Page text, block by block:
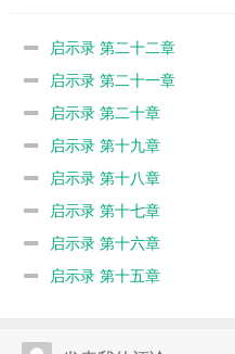
启示录 第二十二章
启示录 第二十一章
启示录 第二十章
启示录 第十九章
启示录 第十八章
启示录 第十七章
启示录 第十六章
启示录 第十五章